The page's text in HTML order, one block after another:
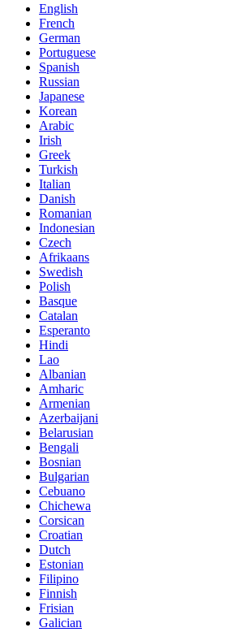
English
French
German
Portuguese
Spanish
Russian
Japanese
Korean
Arabic
Irish
Greek
Turkish
Italian
Danish
Romanian
Indonesian
Czech
Afrikaans
Swedish
Polish
Basque
Catalan
Esperanto
Hindi
Lao
Albanian
Amharic
Armenian
Azerbaijani
Belarusian
Bengali
Bosnian
Bulgarian
Cebuano
Chichewa
Corsican
Croatian
Dutch
Estonian
Filipino
Finnish
Frisian
Galician